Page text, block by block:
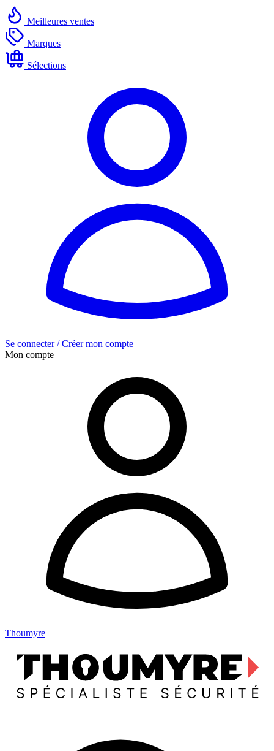
Meilleures ventes
Marques
Sélections
Se connecter / Créer mon compte
Mon compte
Thoumyre